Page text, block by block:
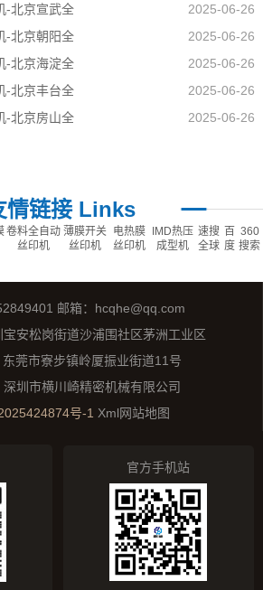
-北京宣武全
2025-06-26
-北京朝阳全
2025-06-26
-北京海淀全
2025-06-26
-北京丰台全
2025-06-26
-北京房山全
2025-06-26
情链接 Links
卷料全自动
丝印机
薄膜开关
丝印机
电热膜
丝印机
IMD热压
成型机
速搜
全球
百
度
360
搜索
邮箱：hcqhe@qq.com
安松岗街道沙浦围社区茅洲工业区
莞市寮步镇岭厦振业街道11号
深圳市横川崎精密机械有限公司
号-1 Xml网站地图
官方手机站